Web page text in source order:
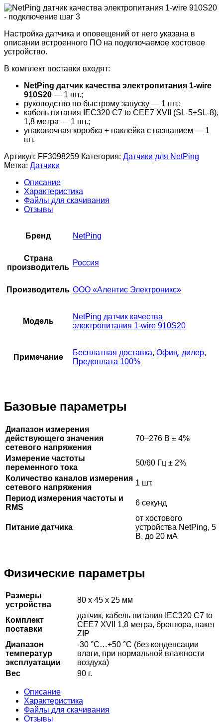
Настройка датчика и оповещений от него указана в
описании встроенного ПО на подключаемое хостовое
устройство.
В комплект поставки входят:
NetPing датчик качества электропитания 1-wire
910S20 — 1 шт.;
руководство по быстрому запуску — 1 шт.;
кабель питания IEC320 C7 to CEE7 XVII (SL-5+SL-8),
1,8 метра — 1 шт.;
упаковочная коробка + наклейка с названием — 1
шт.
Артикул: FF3098259 Категория: Датчики для NetPing
Метка: Датчики
Описание
Характеристика
Файлы для скачивания
Отзывы
Бренд NetPing
Страна
производитель
Россия
Производитель ООО «Алентис Электроникс»
Модель
NetPing датчик качества
электропитания 1-wire 910S20
Примечание
Бесплатная доставка, Офиц. дилер,
Предоплата 100%
Базовые параметры
Диапазон измерения
действующего значения
сетевого напряжения
70–276 В ± 4%
Измерение частоты
переменного тока
50/60 Гц ± 2%
Количество каналов измерения
сетевого напряжения
1 шт.
Период измерения частоты и
RMS
6 секунд
Питание датчика
от хостового
устройства NetPing, 5
В, до 20 мА
Физические параметры
Размеры
устройства
80 x 45 x 25 мм
Комплект
поставки
датчик, кабель питания IEC320 C7 to
CEE7 XVII 1,8 метра, брошюра, пакет
ZIP
Диапазон
температур
эксплуатации
-30 °С…+50 °С (без конденсации
влаги, при нормальной влажности
воздуха)
Вес
90 г.
Описание
Характеристика
Файлы для скачивания
Отзывы